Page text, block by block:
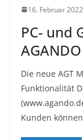
16. Februar 2022
PC- und
Die neue AGT
Funktionalität
Kunden